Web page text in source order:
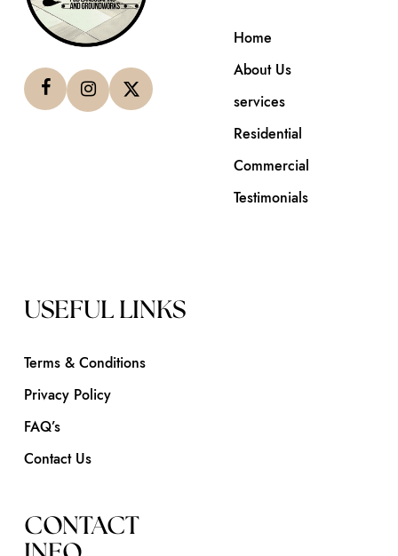
Home
About Us
services
Residential
Commercial
Testimonials
USEFUL LINKS
Terms & Conditions
Privacy Policy
FAQ’s
Contact Us
CONTACT